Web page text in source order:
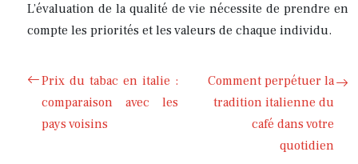
L’évaluation de la qualité de vie nécessite de prendre en
compte les priorités et les valeurs de chaque individu.
Prix du tabac en italie :
comparaison avec les
pays voisins
Comment perpétuer la
tradition italienne du
café dans votre
quotidien